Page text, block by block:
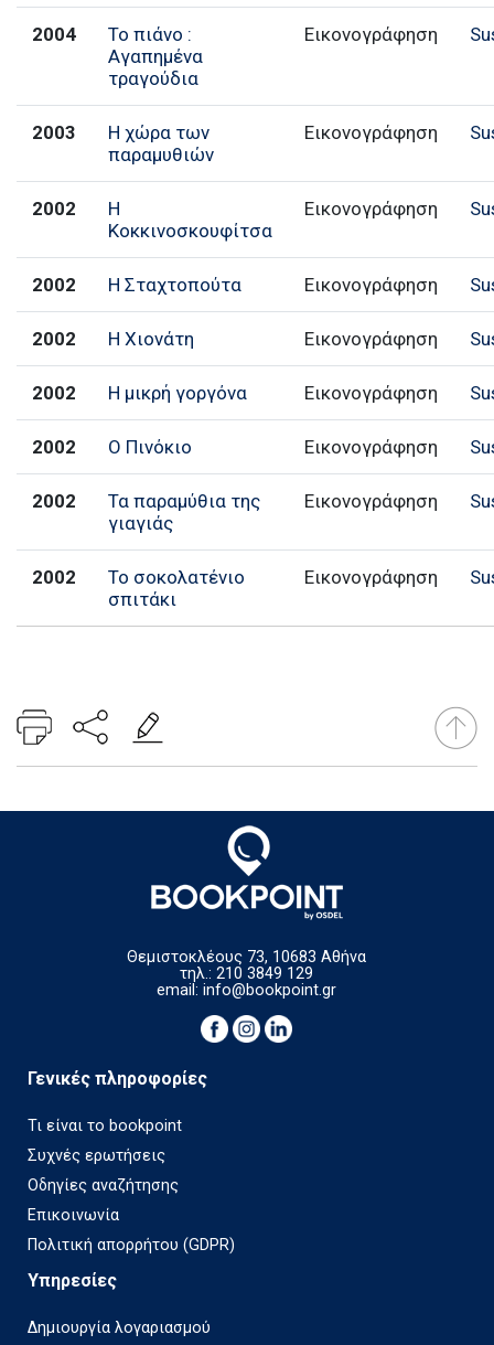
2004
Το πιάνο :
Αγαπημένα
τραγούδια
Εικονογράφηση
2003
Η χώρα των
παραμυθιών
Εικονογράφηση
2002
Η
Κοκκινοσκουφίτσα
Εικονογράφηση
2002 Η Σταχτοπούτα Εικονογράφηση
2002 Η Χιονάτη Εικονογράφηση
2002 Η μικρή γοργόνα Εικονογράφηση
2002 Ο Πινόκιο Εικονογράφηση
2002
Τα παραμύθια της
γιαγιάς
Εικονογράφηση
2002
Το σοκολατένιο
σπιτάκι
Εικονογράφηση
Θεμιστοκλέους 73, 10683 Αθήνα
τηλ.: 210 3849 129
email:info@bookpoint.gr
Γενικές πληροφορίες
Τι είναι το bookpoint
Συχνές ερωτήσεις
Οδηγίες αναζήτησης
Επικοινωνία
Πολιτική απορρήτου (GDPR)
Υπηρεσίες
Δημιουργία λογαριασμού